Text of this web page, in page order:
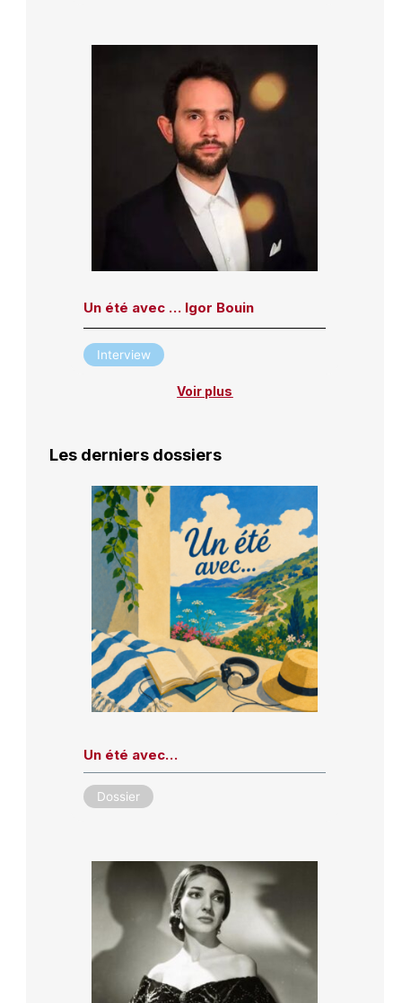
Un été avec … Igor Bouin
Interview
Voir plus
Les derniers dossiers
Un été avec…
Dossier